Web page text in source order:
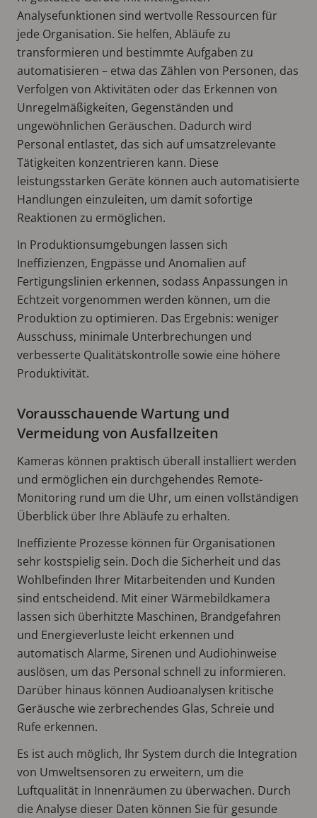
Analysefunktionen sind wertvolle Ressourcen für
jede Organisation. Sie helfen, Abläufe zu
transformieren und bestimmte Aufgaben zu
automatisieren – etwa das Zählen von Personen, das
Verfolgen von Aktivitäten oder das Erkennen von
Unregelmäßigkeiten, Gegenständen und
ungewöhnlichen Geräuschen. Dadurch wird
Personal entlastet, das sich auf umsatzrelevante
Tätigkeiten konzentrieren kann. Diese
leistungsstarken Geräte können auch automatisierte
Handlungen einzuleiten, um damit sofortige
Reaktionen zu ermöglichen.
In Produktionsumgebungen lassen sich
Ineffizienzen, Engpässe und Anomalien auf
Fertigungslinien erkennen, sodass Anpassungen in
Echtzeit vorgenommen werden können, um die
Produktion zu optimieren. Das Ergebnis: weniger
Ausschuss, minimale Unterbrechungen und
verbesserte Qualitätskontrolle sowie eine höhere
Produktivität.
Vorausschauende Wartung und
Vermeidung von Ausfallzeiten
Kameras können praktisch überall installiert werden
und ermöglichen ein durchgehendes Remote-
Monitoring rund um die Uhr, um einen vollständigen
Überblick über Ihre Abläufe zu erhalten.
Ineffiziente Prozesse können für Organisationen
sehr kostspielig sein. Doch die Sicherheit und das
Wohlbefinden Ihrer Mitarbeitenden und Kunden
sind entscheidend. Mit einer Wärmebildkamera
lassen sich überhitzte Maschinen, Brandgefahren
und Energieverluste leicht erkennen und
automatisch Alarme, Sirenen und Audiohinweise
auslösen, um das Personal schnell zu informieren.
Darüber hinaus können Audioanalysen kritische
Geräusche wie zerbrechendes Glas, Schreie und
Rufe erkennen.
Es ist auch möglich, Ihr System durch die Integration
von Umweltsensoren zu erweitern, um die
Luftqualität in Innenräumen zu überwachen. Durch
die Analyse dieser Daten können Sie für gesunde